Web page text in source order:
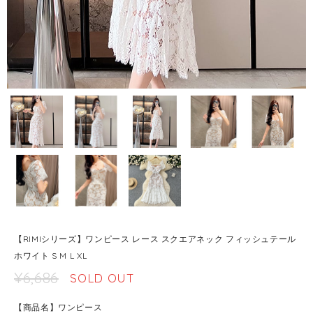
【RIMIシリーズ】ワンピース レース スクエアネック フィッシュテール
ホワイト S M L XL
¥6,686 SOLD OUT
【商品名】ワンピース